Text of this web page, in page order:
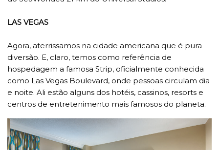
LAS VEGAS
Agora, aterrissamos na cidade americana que é pura
diversão. E, claro, temos como referência de
hospedagem a famosa Strip, oficialmente conhecida
como Las Vegas Boulevard, onde pessoas circulam dia
e noite. Ali estão alguns dos hotéis, cassinos, resorts e
centros de entretenimento mais famosos do planeta.